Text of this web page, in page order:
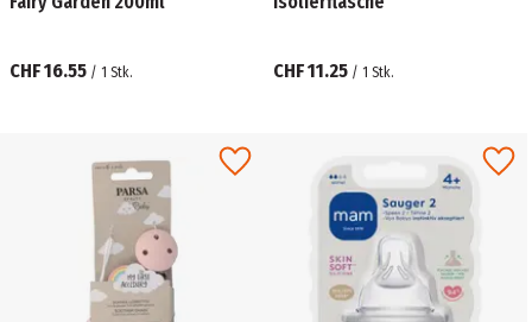
CHF 16.55 / 1 Stk. CHF 11.25 / 1 Stk.